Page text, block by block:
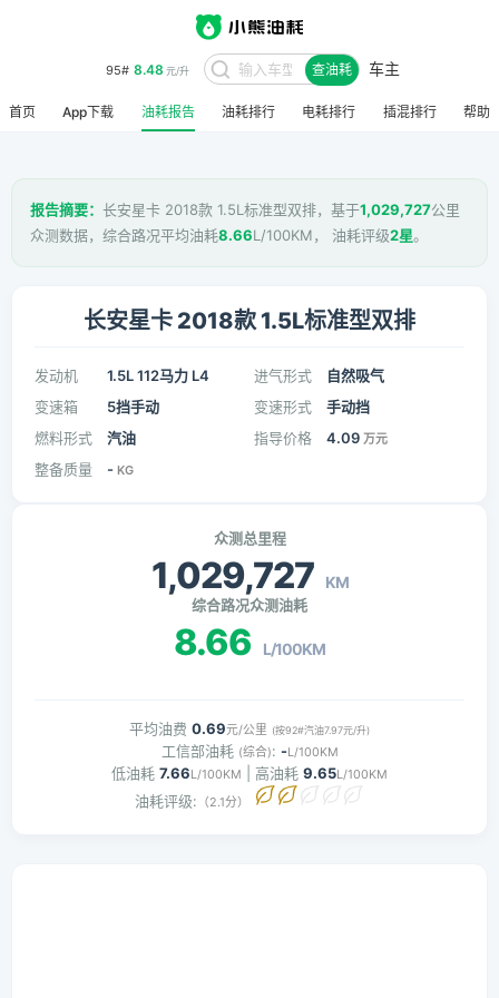
95# 8.48 元/升 查油耗 车主
首页 App下载 油耗报告 油耗排行 电耗排行 插混排行 帮助
报告摘要： 长安星卡 2018款 1.5L标准型双排，基于1,029,727公里
众测数据，综合路况平均油耗8.66L/100KM， 油耗评级2星。
长安星卡 2018款 1.5L标准型双排
发动机 1.5L 112马力 L4 进气形式
自然吸气
变速箱
5挡手动 变速形式
手动挡
燃料形式
汽油 指导价格 4.09 万元
整备质量 - KG
众测总里程
1,029,727 KM
综合路况众测油耗
8.66 L/100KM
平均油费 0.69元/公里 (按92#汽油7.97元/升)
工信部油耗 (综合): -L/100KM
低油耗 7.66L/100KM | 高油耗 9.65L/100KM
油耗评级: （2.1分）